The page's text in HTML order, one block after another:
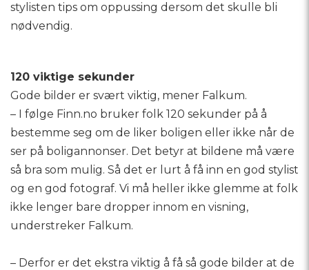
stylisten tips om oppussing dersom det skulle bli
nødvendig.
120 viktige sekunder
Gode bilder er svært viktig, mener Falkum.
– I følge Finn.no bruker folk 120 sekunder på å
bestemme seg om de liker boligen eller ikke når de
ser på boligannonser. Det betyr at bildene må være
så bra som mulig. Så det er lurt å få inn en god stylist
og en god fotograf. Vi må heller ikke glemme at folk
ikke lenger bare dropper innom en visning,
understreker Falkum.
– Derfor er det ekstra viktig å få så gode bilder at de